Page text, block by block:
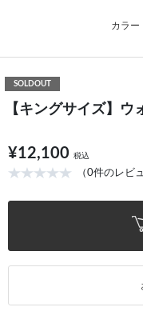
カラー
SOLDOUT
【キングサイズ】
¥12,100 税込
（0件のレビ